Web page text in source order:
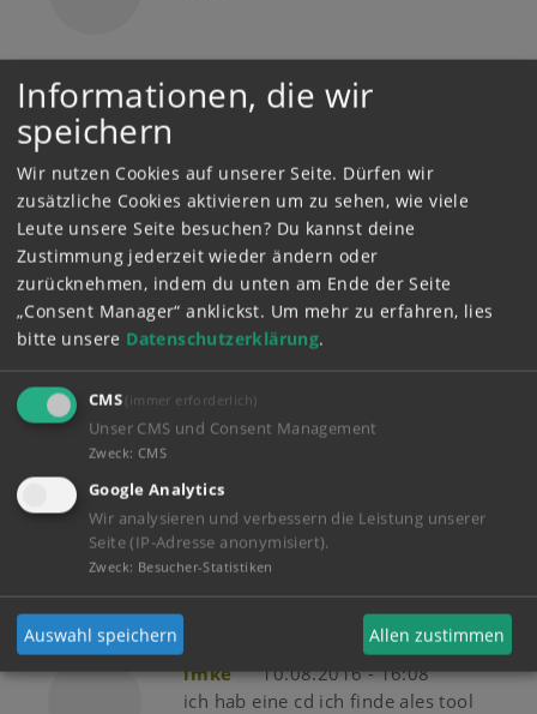
Gast
25.08.2016 - 21:06
Gast
21.08.2016 - 12:11
Cool, und der Hammer
FEUER FEUER
Gast
12.08.2016 - 23:49
Das Lied ist der Hammer!
imke
10.08.2016 - 16:08
ich hab eine cd ich finde ales tool
Informationen, die wir
speichern
Wir nutzen Cookies auf unserer Seite. Dürfen wir
zusätzliche Cookies aktivieren um zu sehen, wie viele
Leute unsere Seite besuchen? Du kannst deine
Zustimmung jederzeit wieder ändern oder
zurücknehmen, indem du unten am Ende der Seite
„Consent Manager“ anklickst. Um mehr zu erfahren, lies
bitte unsere Datenschutzerklärung.
CMS (immer erforderlich)
Unser CMS und Consent Management
Zweck: CMS
Google Analytics
Wir analysieren und verbessern die Leistung unserer
Seite (IP-Adresse anonymisiert).
Zweck: Besucher-Statistiken
Auswahl speichern Allen zustimmen